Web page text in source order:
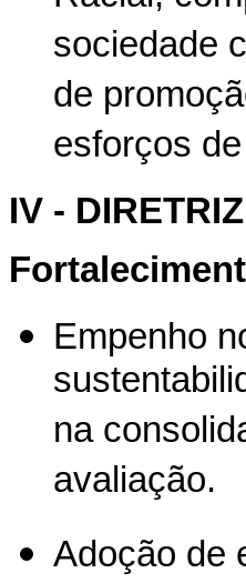
sociedade
de
esforços
IV -
Empenho
na
avaliação.
Adoção de